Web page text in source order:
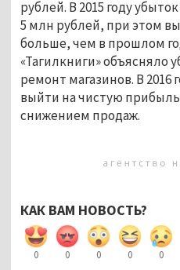
рублей. В 2015 году
5 млн рублей, при этом
больше, чем в прошлом
«Тагилкниги» объясняло
ремонт магазинов. В
выйти на чистую
снижением продаж.
КАК ВАМ НОВОСТЬ?
0 0 0 0 0